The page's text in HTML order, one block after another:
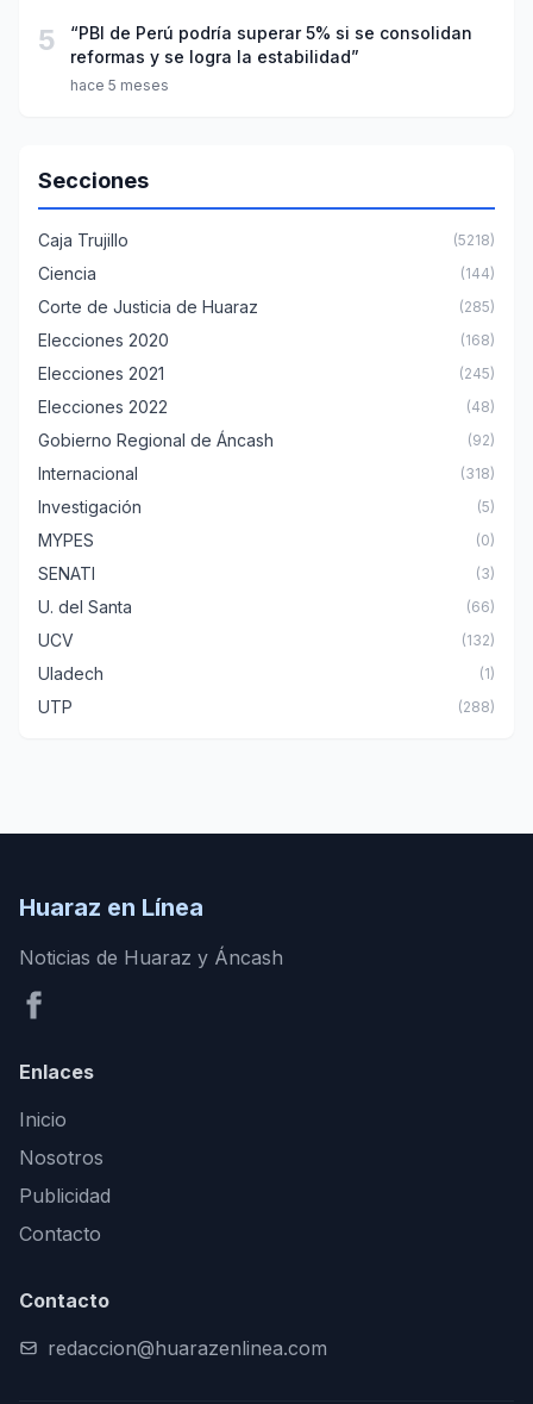
5
“PBI de Perú podría superar 5% si se consolidan
reformas y se logra la estabilidad”
hace 5 meses
Secciones
Caja Trujillo (5218)
Ciencia (144)
Corte de Justicia de Huaraz (285)
Elecciones 2020 (168)
Elecciones 2021 (245)
Elecciones 2022 (48)
Gobierno Regional de Áncash (92)
Internacional (318)
Investigación (5)
MYPES (0)
SENATI (3)
U. del Santa (66)
UCV (132)
Uladech (1)
UTP (288)
Huaraz en Línea
Noticias de Huaraz y Áncash
Enlaces
Inicio
Nosotros
Publicidad
Contacto
Contacto
redaccion@huarazenlinea.com